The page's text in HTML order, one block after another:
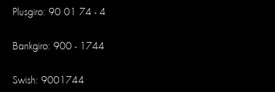
Plusgiro: 90 01 74 - 4
Bankgiro: 900 - 1744
Swish: 9001744